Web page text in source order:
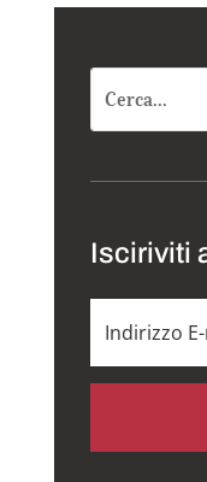
Isciriviti